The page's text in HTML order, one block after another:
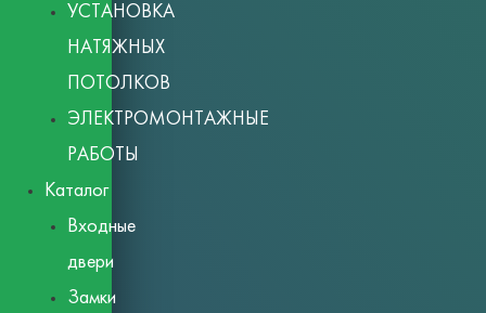
УСТАНОВКА
НАТЯЖНЫХ
ПОТОЛКОВ
ЭЛЕКТРОМОНТАЖНЫЕ
РАБОТЫ
Каталог
Входные
двери
Замки